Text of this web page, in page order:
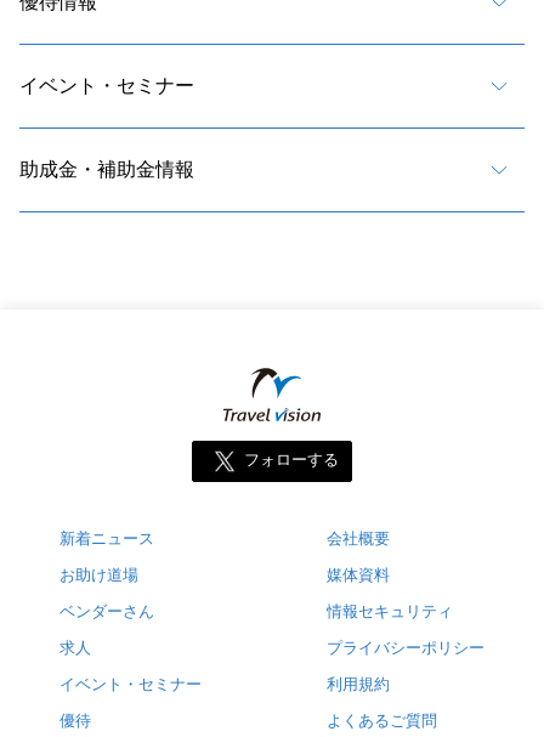
イベント・セミナー
助成金・補助金情報
フォローする
新着ニュース
お助け道場
ベンダーさん
求人
イベント・セミナー
優待
会社概要
媒体資料
情報セキュリティ
プライバシーポリシー
利用規約
よくあるご質問